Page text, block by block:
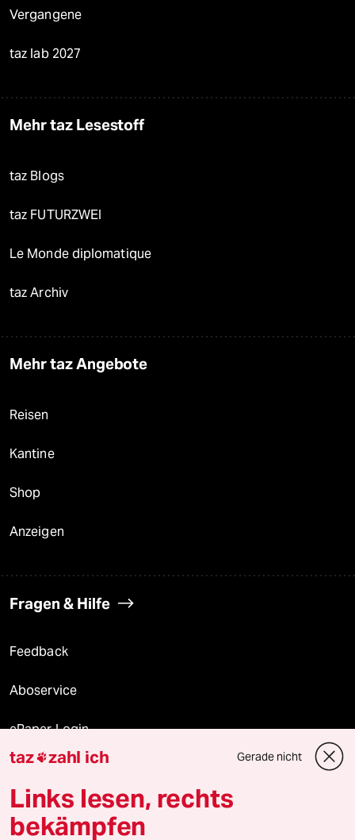
Vergangene
taz lab 2027
Mehr taz Lesestoff
taz Blogs
taz FUTURZWEI
Le Monde diplomatique
taz Archiv
Mehr taz Angebote
Reisen
Kantine
Shop
Anzeigen
Fragen & Hilfe
Feedback
Aboservice
ePaper Login
Downloads für Abonnierende
taz zahl ich Gerade nicht
Links lesen, rechts
bekämpfen